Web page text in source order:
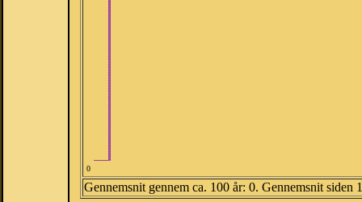
0
Gennemsnit gennem ca. 100 år: 0. Gennemsnit siden